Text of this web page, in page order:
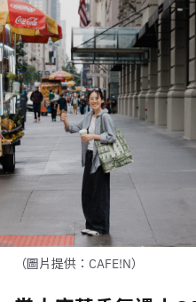
（圖片提供：CAFE!N）